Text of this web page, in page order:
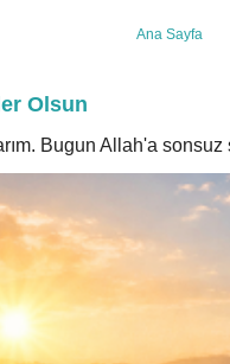
Ana Sayfa
Olsun
Bugun Allah'a